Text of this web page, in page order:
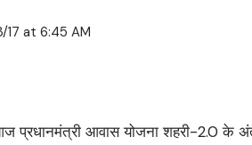
at 6:45 AM
आवास योजना शहरी-2.0 के